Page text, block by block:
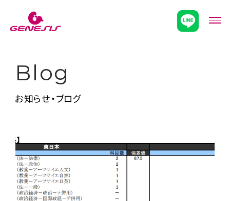
次世代型超個別塾Genesis メ
Blog
お知らせ・ブログ